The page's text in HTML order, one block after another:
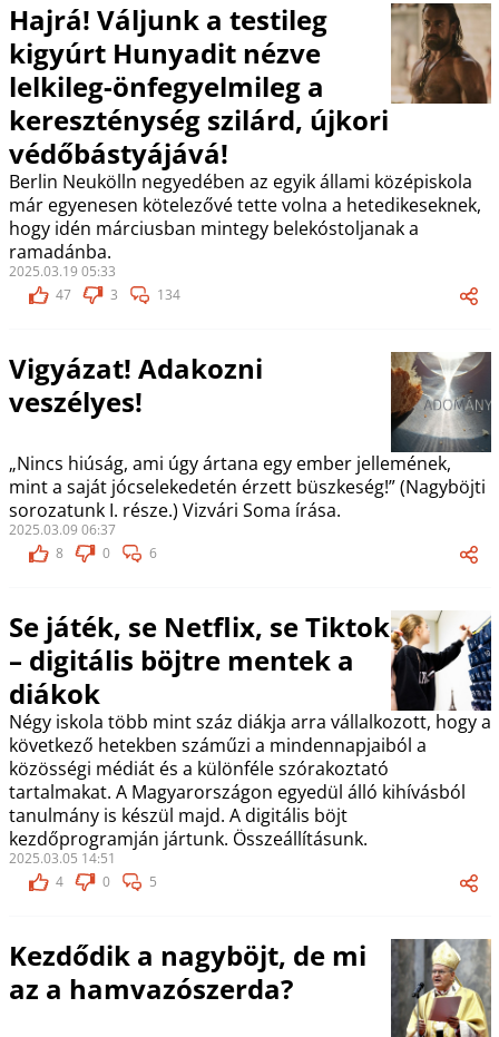
Hajrá! Váljunk a testileg
kigyúrt Hunyadit nézve
lelkileg-önfegyelmileg a
kereszténység szilárd, újkori
védőbástyájává!
Berlin Neukölln negyedében az egyik állami középiskola
már egyenesen kötelezővé tette volna a hetedikeseknek,
hogy idén márciusban mintegy belekóstoljanak a
ramadánba.
2025.03.19 05:33
47
3 134
Vigyázat! Adakozni
veszélyes!
„Nincs hiúság, ami úgy ártana egy ember jellemének,
mint a saját jócselekedetén érzett büszkeség!” (Nagyböjti
sorozatunk I. része.) Vizvári Soma írása.
2025.03.09 06:37
8
0 6
Se játék, se Netflix, se Tiktok
– digitális böjtre mentek a
diákok
Négy iskola több mint száz diákja arra vállalkozott, hogy a
következő hetekben száműzi a mindennapjaiból a
közösségi médiát és a különféle szórakoztató
tartalmakat. A Magyarországon egyedül álló kihívásból
tanulmány is készül majd. A digitális böjt
kezdőprogramján jártunk. Összeállításunk.
2025.03.05 14:51
4
0 5
Kezdődik a nagyböjt, de mi
az a hamvazószerda?